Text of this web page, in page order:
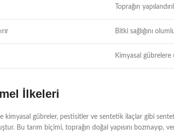
Toprağın
Bitki sağlığını
Kimyasal
İlkeleri
kimyasal gübreler, pestisitler ve sentetik ilaçlar gibi
Bu tarım biçimi, toprağın doğal yapısını bozmayıp,